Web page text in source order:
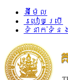
អ៊ីម៉ែល
របៀបប្រើ
ទំនាក់ទំនង